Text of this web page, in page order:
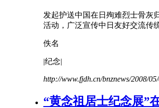
发起护送中国在日殉难烈士骨灰
活动，广泛宣传中日友好交流传
佚名
|纪念|
http://www.fjdh.cn/bnznews/2008/
“黄念祖居士纪念展”